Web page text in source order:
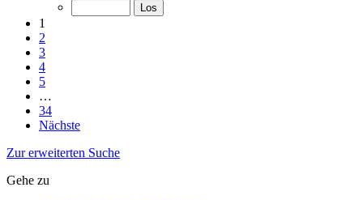
1
2
3
4
5
…
34
Nächste
Zur erweiterten Suche
Gehe zu